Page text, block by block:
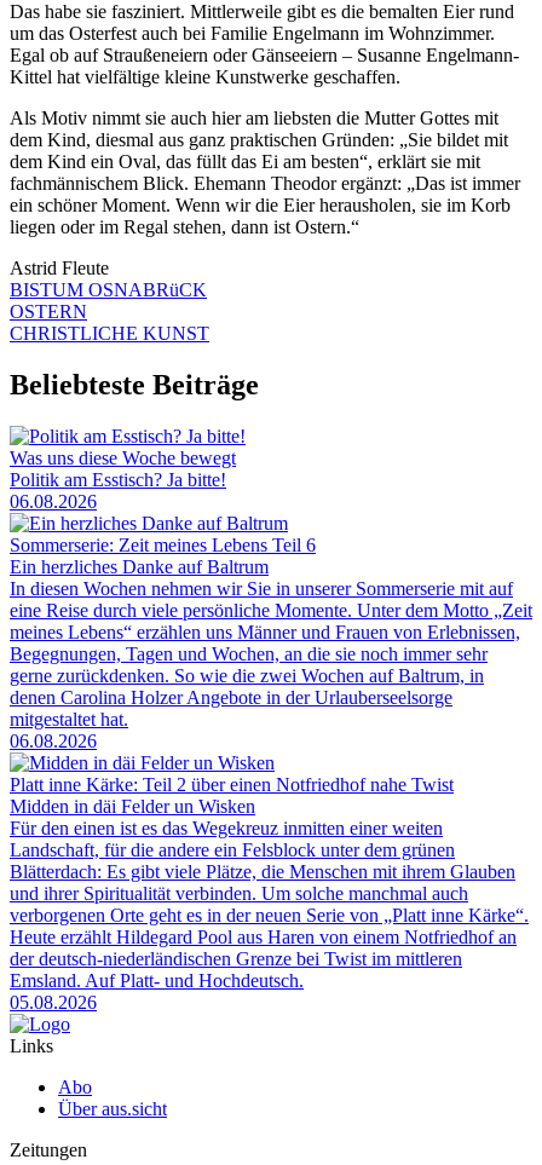
Das habe sie fasziniert. Mittlerweile gibt es die bemalten Eier rund
um das Osterfest auch bei Familie Engelmann im Wohnzimmer.
Egal ob auf Straußeneiern oder Gänseeiern – Susanne Engelmann-
Kittel hat vielfältige kleine Kunstwerke geschaffen.
Als Motiv nimmt sie auch hier am liebsten die Mutter Gottes mit
dem Kind, diesmal aus ganz praktischen Gründen: „Sie bildet mit
dem Kind ein Oval, das füllt das Ei am besten“, erklärt sie mit
fachmännischem Blick. Ehemann Theodor ergänzt: „Das ist immer
ein schöner Moment. Wenn wir die Eier herausholen, sie im Korb
liegen oder im Regal stehen, dann ist Ostern.“
Astrid Fleute
BISTUM OSNABRüCK
OSTERN
CHRISTLICHE KUNST
Beliebteste Beiträge
Was uns diese Woche bewegt
Politik am Esstisch? Ja bitte!
06.08.2026
Sommerserie: Zeit meines Lebens Teil 6
Ein herzliches Danke auf Baltrum
In diesen Wochen nehmen wir Sie in unserer Sommerserie mit auf
eine Reise durch viele persönliche Momente. Unter dem Motto „Zeit
meines Lebens“ erzählen uns Männer und Frauen von Erlebnissen,
Begegnungen, Tagen und Wochen, an die sie noch immer sehr
gerne zurückdenken. So wie die zwei Wochen auf Baltrum, in
denen Carolina Holzer Angebote in der Urlauberseelsorge
mitgestaltet hat.
06.08.2026
Platt inne Kärke: Teil 2 über einen Notfriedhof nahe Twist
Midden in däi Felder un Wisken
Für den einen ist es das Wegekreuz inmitten einer weiten
Landschaft, für die andere ein Felsblock unter dem grünen
Blätterdach: Es gibt viele Plätze, die Menschen mit ihrem Glauben
und ihrer Spiritualität verbinden. Um solche manchmal auch
verborgenen Orte geht es in der neuen Serie von „Platt inne Kärke“.
Heute erzählt Hildegard Pool aus Haren von einem Notfriedhof an
der deutsch-niederländischen Grenze bei Twist im mittleren
Emsland. Auf Platt- und Hochdeutsch.
05.08.2026
Links
Abo
Über aus.sicht
Zeitungen